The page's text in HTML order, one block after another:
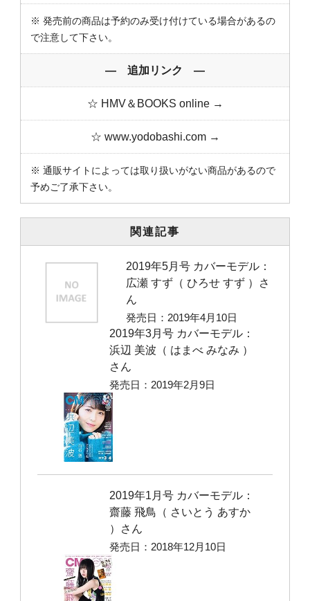
※ 発売前の商品は予約のみ受け付けている場合があるの
で注意して下さい。
― 追加リンク ―
☆ HMV＆BOOKS online →
☆ www.yodobashi.com →
※ 通販サイトによっては取り扱いがない商品があるので
予めご了承下さい。
関連記事
2019年5月号 カバーモデル：
広瀬 すず（ ひろせ すず ）さ
ん
発売日：2019年4月10日
2019年3月号 カバーモデル：
浜辺 美波（ はまべ みなみ ）
さん
発売日：2019年2月9日
2019年1月号 カバーモデル：
齋藤 飛鳥（ さいとう あすか
）さん
発売日：2018年12月10日